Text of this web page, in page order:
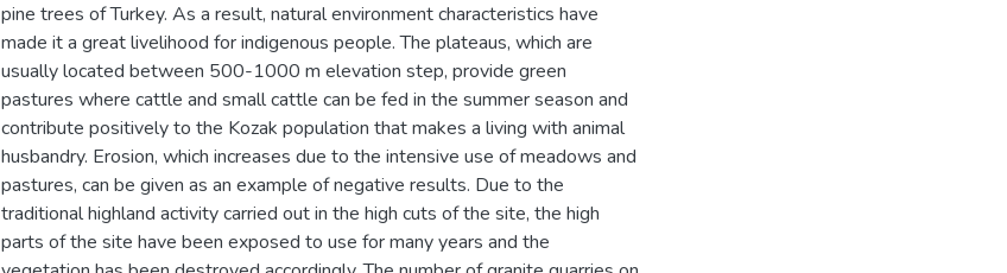
pine trees of Turkey. As a result, natural environment characteristics have
made it a great livelihood for indigenous people. The plateaus, which are
usually located between 500-1000 m elevation step, provide green
pastures where cattle and small cattle can be fed in the summer season and
contribute positively to the Kozak population that makes a living with animal
husbandry. Erosion, which increases due to the intensive use of meadows and
pastures, can be given as an example of negative results. Due to the
traditional highland activity carried out in the high cuts of the site, the high
parts of the site have been exposed to use for many years and the